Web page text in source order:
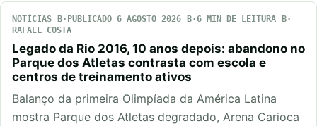
NOTÍCIAS PUBLICADO 6 AGOSTO 2026
6 MIN DE LEITURA
RAFAEL COSTA
Legado da Rio 2016, 10 anos depois: abandono no
Parque dos Atletas contrasta com escola e
centros de treinamento ativos
Balanço da primeira Olimpíada da América Latina
mostra Parque dos Atletas degradado, Arena Carioca